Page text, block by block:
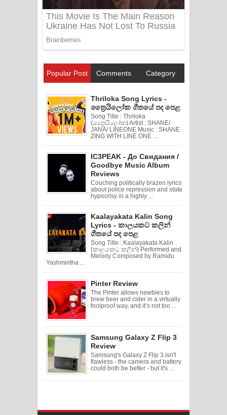
Popular Post Comments Category
Thriloka Song Lyrics -
ත්‍රෛයිලෝක ගීතයේ පද පෙළ
Song Title : Thriloka
(ත්‍රෛයිලෝක) Artist : SHANE/
JANA/ LINEONE Music : SHANE
ZING WITH LINE ONE ...
IC3PEAK - До Свидания /
Goodbye Music Album
Reviews
Couching politically brazen lyrics
about police repression and state
hypocrisy in a highly ...
Kaalayakata Kalin Song
Lyrics - කාලයකට කලින්
ගීතයේ පද පෙළ
Song Title : Kaalayakata Kalin
(කාලයකට කලින්) Performed and
Melody Composed by Ramidu
Yashmintha ...
Pinter Review
The Pinter allows newbies to
brew beer and cider in a virtually
foolproof way, and it’s not too ...
Samsung Galaxy Z Flip 3
Review
Samsung's Galaxy Z Flip 3 isn't
flawless - the camera and battery
could both be better - but it's ...